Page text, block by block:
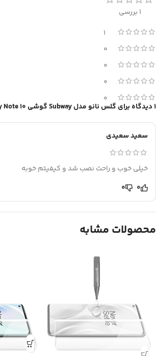
1 بررسی
1
0
0
0
0
1 دیدگاه برای گلس نانو مدل Subway گوشی Samsung Galaxy Note 10
سعید سعیدی
خیلی خوب و راحت نصب شد و کیفیتم خوبه
0
0
محصولات مشابه